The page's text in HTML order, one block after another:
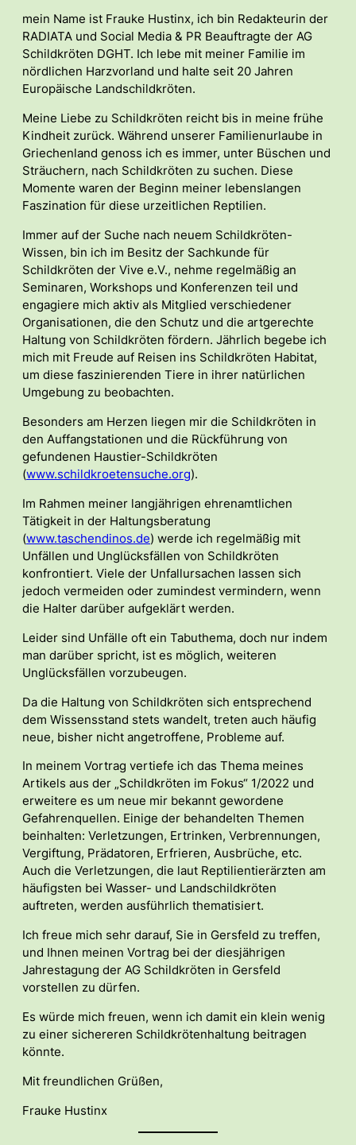
mein Name ist Frauke Hustinx, ich bin Redakteurin der
RADIATA und Social Media & PR Beauftragte der AG
Schildkröten DGHT. Ich lebe mit meiner Familie im
nördlichen Harzvorland und halte seit 20 Jahren
Europäische Landschildkröten.
Meine Liebe zu Schildkröten reicht bis in meine frühe
Kindheit zurück. Während unserer Familienurlaube in
Griechenland genoss ich es immer, unter Büschen und
Sträuchern, nach Schildkröten zu suchen. Diese
Momente waren der Beginn meiner lebenslangen
Faszination für diese urzeitlichen Reptilien.
Immer auf der Suche nach neuem Schildkröten-
Wissen, bin ich im Besitz der Sachkunde für
Schildkröten der Vive e.V., nehme regelmäßig an
Seminaren, Workshops und Konferenzen teil und
engagiere mich aktiv als Mitglied verschiedener
Organisationen, die den Schutz und die artgerechte
Haltung von Schildkröten fördern. Jährlich begebe ich
mich mit Freude auf Reisen ins Schildkröten Habitat,
um diese faszinierenden Tiere in ihrer natürlichen
Umgebung zu beobachten.
Besonders am Herzen liegen mir die Schildkröten in
den Auffangstationen und die Rückführung von
gefundenen Haustier-Schildkröten
(www.schildkroetensuche.org).
Im Rahmen meiner langjährigen ehrenamtlichen
Tätigkeit in der Haltungsberatung
(www.taschendinos.de) werde ich regelmäßig mit
Unfällen und Unglücksfällen von Schildkröten
konfrontiert. Viele der Unfallursachen lassen sich
jedoch vermeiden oder zumindest vermindern, wenn
die Halter darüber aufgeklärt werden.
Leider sind Unfälle oft ein Tabuthema, doch nur indem
man darüber spricht, ist es möglich, weiteren
Unglücksfällen vorzubeugen.
Da die Haltung von Schildkröten sich entsprechend
dem Wissensstand stets wandelt, treten auch häufig
neue, bisher nicht angetroffene, Probleme auf.
In meinem Vortrag vertiefe ich das Thema meines
Artikels aus der „Schildkröten im Fokus“ 1/2022 und
erweitere es um neue mir bekannt gewordene
Gefahrenquellen. Einige der behandelten Themen
beinhalten: Verletzungen, Ertrinken, Verbrennungen,
Vergiftung, Prädatoren, Erfrieren, Ausbrüche, etc.
Auch die Verletzungen, die laut Reptilientierärzten am
häufigsten bei Wasser- und Landschildkröten
auftreten, werden ausführlich thematisiert.
Ich freue mich sehr darauf, Sie in Gersfeld zu treffen,
und Ihnen meinen Vortrag bei der diesjährigen
Jahrestagung der AG Schildkröten in Gersfeld
vorstellen zu dürfen.
Es würde mich freuen, wenn ich damit ein klein wenig
zu einer sichereren Schildkrötenhaltung beitragen
könnte.
Mit freundlichen Grüßen,
Frauke Hustinx